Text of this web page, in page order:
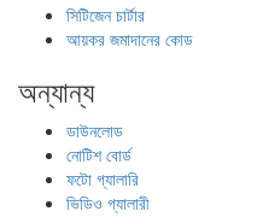
সিটিজেন চার্টার
আয়কর জমাদানের কোড
অন্যান্য
ডাউনলোড
নোটিশ বোর্ড
ফটো গ্যালারি
ভিডিও গ্যালারী